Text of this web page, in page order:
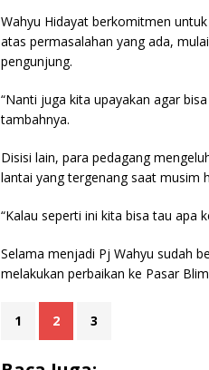
Wahyu Hidayat berkomitmen
atas permasalahan yang ada,
pengunjung.
“Nanti juga kita upayakan agar
tambahnya.
Disisi lain, para pedagang
lantai yang tergenang saat musim
“Kalau seperti ini kita bisa tau apa
Selama menjadi Pj Wahyu sudah
melakukan perbaikan ke Pasar
1 2 3